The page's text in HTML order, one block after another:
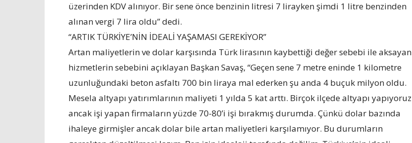
üzerinden KDV alınıyor. Bir sene önce benzinin litresi 7 lirayken şimdi 1 litre benzinden
alınan vergi 7 lira oldu” dedi.
“ARTIK TÜRKİYE’NİN İDEALİ YAŞAMASI GEREKİYOR”
Artan maliyetlerin ve dolar karşısında Türk lirasının kaybettiği değer sebebi ile aksayan
hizmetlerin sebebini açıklayan Başkan Savaş, “Geçen sene 7 metre eninde 1 kilometre
uzunluğundaki beton asfaltı 700 bin liraya mal ederken şu anda 4 buçuk milyon oldu.
Mesela altyapı yatırımlarının maliyeti 1 yılda 5 kat arttı. Birçok ilçede altyapı yapıyoruz
ancak işi yapan firmaların yüzde 70-80’i işi bırakmış durumda. Çünkü dolar bazında
ihaleye girmişler ancak dolar bile artan maliyetleri karşılamıyor. Bu durumların